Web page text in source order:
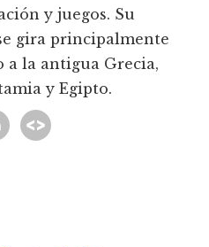
y juegos. Su
gira principalmente
a la antigua Grecia,
y Egipto.